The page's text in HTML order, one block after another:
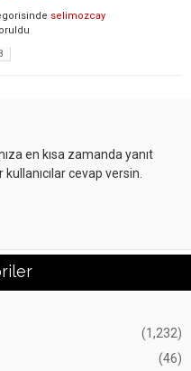
selimozcay
en kısa zamanda yanıt
cevap versin.
(1,232)
(46)